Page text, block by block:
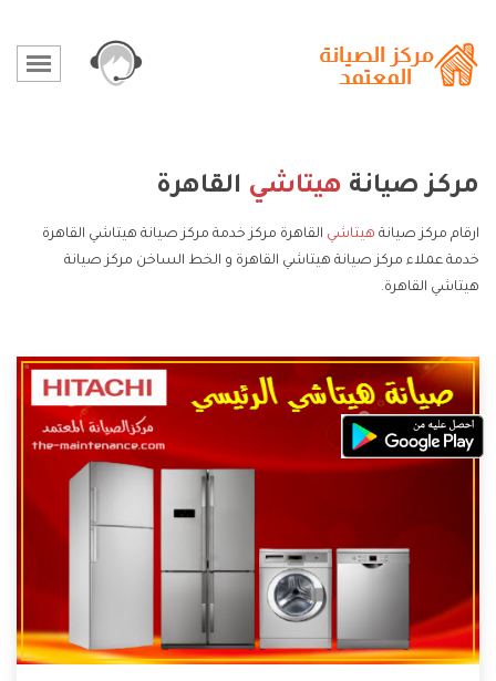
مركز صيانة هيتاشي القاهرة
ارقام مركز صيانة هيتاشي القاهرة مركز خدمة مركز صيانة هيتاشي القاهرة
خدمة عملاء مركز صيانة هيتاشي القاهرة و الخط الساخن مركز صيانة
هيتاشي القاهرة.